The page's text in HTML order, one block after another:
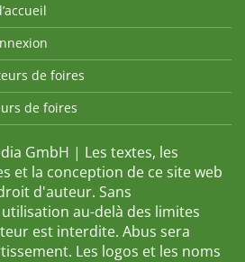
de foires
de foires
GmbH | Les textes, les
et la conception de ce site web
d'auteur. Sans
au-delà des limites
est interdite. Abus sera
Les logos et les noms